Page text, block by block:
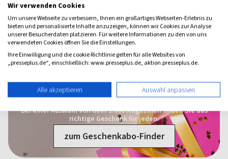
Daniela
Das Magazin schafft es, wichtige Themen verständlich und nicht
belehrend zu vermitteln.
Alle Leserbewertungen anzeigen
1 Jahr Freude schenken!
Bei einer Auswahl von über 1.800 Magazinen finden Sie das
richtige Geschenk für jeden.
zum Geschenkabo-Finder
Wir verwenden Cookies
Um unsere Webseite zu verbessern, Ihnen ein großartiges Webseiten-Erlebnis zu
bieten und personalisierte Inhalte anzuzeigen, können wir Cookies zur Analyse
unserer Besucherdaten platzieren. Für weitere Informationen zu den von uns
verwendeten Cookies öffnen Sie die Einstellungen.
Ihre Einwilligung und die cookie Richtlinie gelten für alle Websites von
„presseplus.de“, einschließlich: www.presseplus.de, aktion.presseplus.de.
Alle akzeptieren Auswahl anpassen